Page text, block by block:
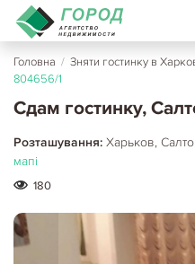
Головна / Зняти гостинку в
804656/1
Сдам гостинку,
Розташування: Харьков,
мапі
180